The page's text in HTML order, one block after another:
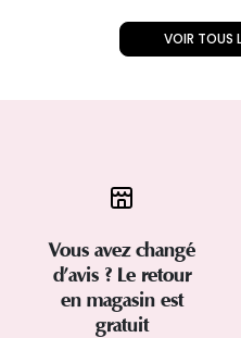
VOIR TOUS
Vous avez changé
d’avis ? Le retour
en magasin est
gratuit